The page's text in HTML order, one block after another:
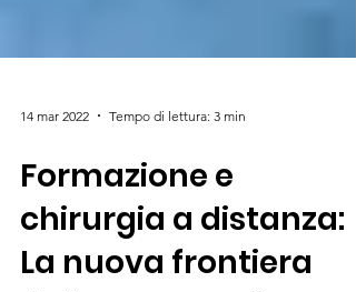
14 mar 2022 Tempo di lettura: 3 min